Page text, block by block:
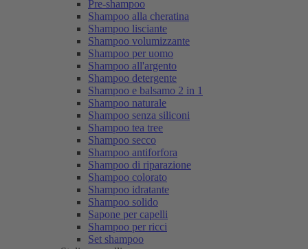
Pre-shampoo
Shampoo alla cheratina
Shampoo lisciante
Shampoo volumizzante
Shampoo per uomo
Shampoo all'argento
Shampoo detergente
Shampoo e balsamo 2 in 1
Shampoo naturale
Shampoo senza siliconi
Shampoo tea tree
Shampoo secco
Shampoo antiforfora
Shampoo di riparazione
Shampoo colorato
Shampoo idratante
Shampoo solido
Sapone per capelli
Shampoo per ricci
Set shampoo